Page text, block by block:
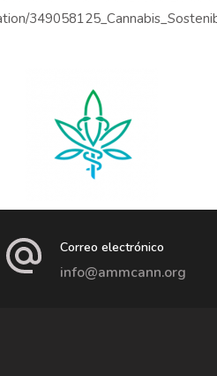
Correo electrónico
info@ammcann.org